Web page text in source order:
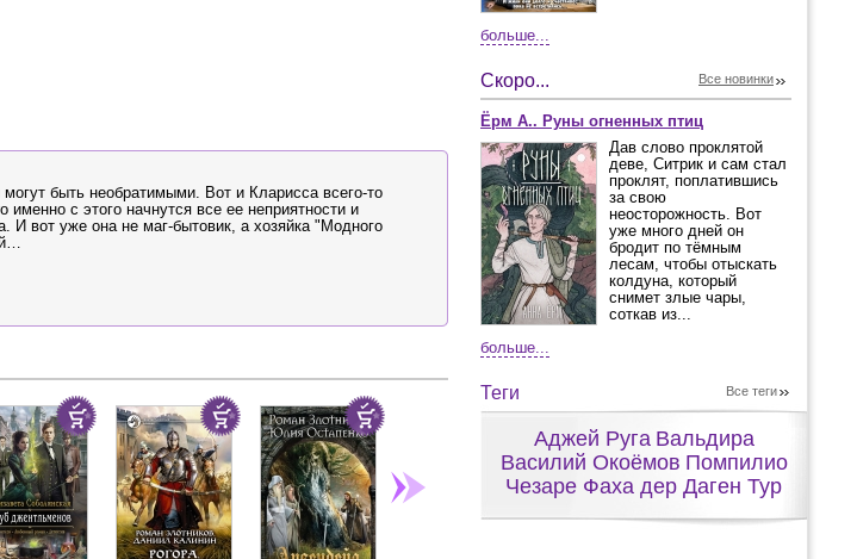
быть необратимыми. Вот и Кларисса всего-то
с этого начнутся все ее неприятности и
вот уже она не маг-бытовик, а хозяйка "Модного
больше...
Скоро... Все новинки
Ёрм А.. Руны огненных птиц
Дав слово проклятой
деве, Ситрик и сам стал
проклят, поплатившись
за свою
неосторожность. Вот
уже много дней он
бродит по тёмным
лесам, чтобы отыскать
колдуна, который
снимет злые чары,
соткав из...
больше...
Теги Все теги
Аджей Руга Вальдира
Василий Окоёмов Помпилио
Чезаре Фаха дер Даген Тур